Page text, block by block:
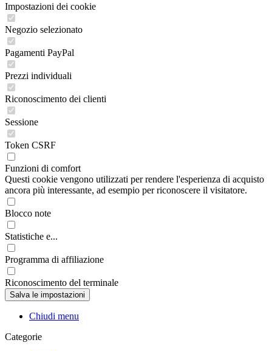
Impostazioni dei cookie
Negozio selezionato
Pagamenti PayPal
Prezzi individuali
Riconoscimento dei clienti
Sessione
Token CSRF
Funzioni di comfort
Questi cookie vengono utilizzati per rendere l'esperienza di acquisto
ancora più interessante, ad esempio per riconoscere il visitatore.
Blocco note
Statistiche e...
Programma di affiliazione
Riconoscimento del terminale
Chiudi menu
Categorie